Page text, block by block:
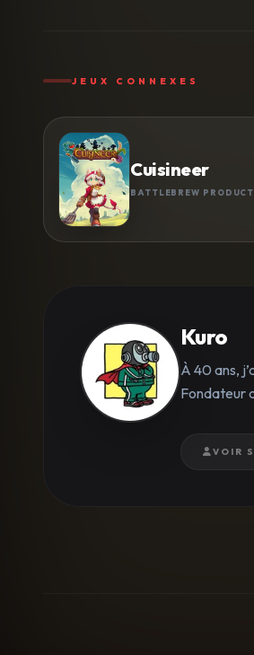
JEUX CONNEXES
Cuisineer
BATTLEBREW
Kuro
À 40 ans,
Fondateur
VOIR